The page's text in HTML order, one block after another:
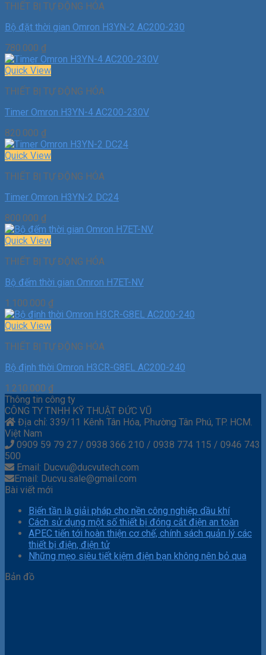
THIẾT BỊ TỰ ĐỘNG HÓA
Bộ đặt thời gian Omron H3YN-2 AC200-230
780.000 ₫
Quick View
THIẾT BỊ TỰ ĐỘNG HÓA
Timer Omron H3YN-4 AC200-230V
820.000 ₫
Quick View
THIẾT BỊ TỰ ĐỘNG HÓA
Timer Omron H3YN-2 DC24
800.000 ₫
Quick View
THIẾT BỊ TỰ ĐỘNG HÓA
Bộ đếm thời gian Omron H7ET-NV
1.100.000 ₫
Quick View
THIẾT BỊ TỰ ĐỘNG HÓA
Bộ định thời Omron H3CR-G8EL AC200-240
1.210.000 ₫
Thông tin công ty
CÔNG TY TNHH KỸ THUẬT ĐỨC VŨ
Địa chỉ: 339/11 Kênh Tân Hóa, Phường Tân Phú, TP. HCM.
Việt Nam
0909 59 79 27 / 0938 366 210 / 0938 774 115 / 0946 743
500
Email: Ducvu@ducvutech.com
Email: Ducvu.sale@gmail.com
Bài viết mới
Biến tần là giải pháp cho nền công nghiệp dầu khí
Cách sử dụng một số thiết bị đóng cắt điện an toàn
APEC tiến tới hoàn thiện cơ chế, chính sách quản lý các
thiết bị điện, điện tử
Những mẹo siêu tiết kiệm điện bạn không nên bỏ qua
Bản đồ